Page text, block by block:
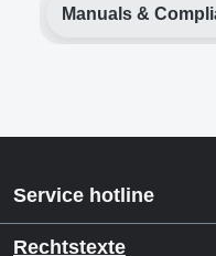
Manuals &
Service hotline
Rechtstexte